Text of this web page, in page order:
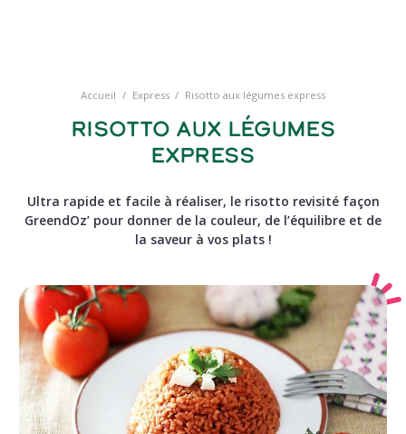
Accueil / Express / Risotto aux légumes express
Risotto aux légumes
express
Ultra rapide et facile à réaliser, le risotto revisité façon
GreendOz’ pour donner de la couleur, de l’équilibre et de
la saveur à vos plats !